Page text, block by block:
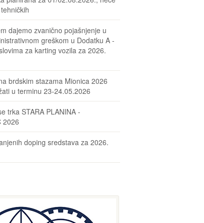
dajemo zvanično pojašnjenje u
greškom u Dodatku A -
za karting vozila za 2026.
brdskim stazama Mionica 2026
u terminu 23-24.05.2026
trka STARA PLANINA -
2026
doping sredstava za 2026.